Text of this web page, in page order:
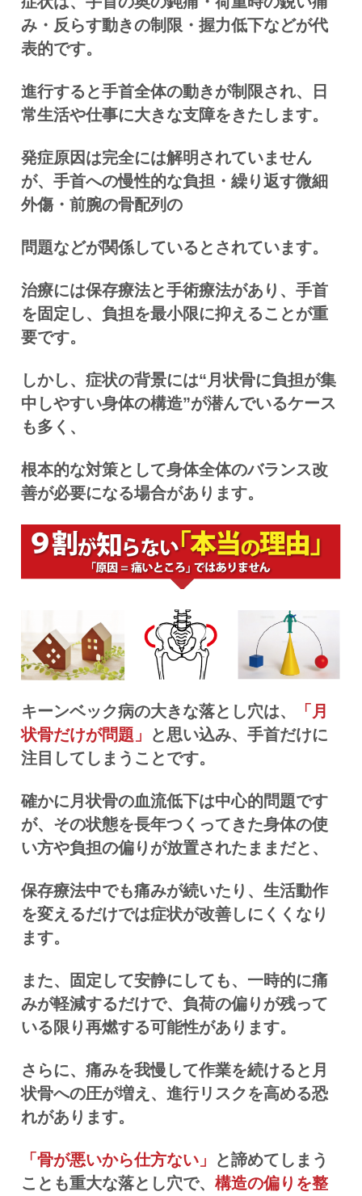
み・反らす動きの制限・握力低下などが代
表的です。
進行すると手首全体の動きが制限され、日
常生活や仕事に大きな支障をきたします。
発症原因は完全には解明されていません
が、手首への慢性的な負担・繰り返す微細
外傷・前腕の骨配列の
問題などが関係しているとされています。
治療には保存療法と手術療法があり、手首
を固定し、負担を最小限に抑えることが重
要です。
しかし、症状の背景には“月状骨に負担が集
中しやすい身体の構造”が潜んでいるケース
も多く、
根本的な対策として身体全体のバランス改
善が必要になる場合があります。
キーンベック病の大きな落とし穴は、
「月
状骨だけが問題」
と思い込み、手首だけに
注目してしまうことです。
確かに月状骨の血流低下は中心的問題です
が、その状態を長年つくってきた身体の使
い方や負担の偏りが放置されたままだと、
保存療法中でも痛みが続いたり、生活動作
を変えるだけでは症状が改善しにくくなり
ます。
また、固定して安静にしても、一時的に痛
みが軽減するだけで、負荷の偏りが残って
いる限り再燃する可能性があります。
さらに、痛みを我慢して作業を続けると月
状骨への圧が増え、進行リスクを高める恐
れがあります。
「骨が悪いから仕方ない」
と諦めてしまう
ことも重大な落とし穴で、 構造の偏りを整